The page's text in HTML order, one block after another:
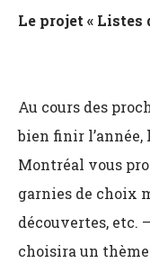
Le projet «
Au cours des
bien finir l’année,
Montréal vous
garnies de choix
découvertes, etc.
choisira un